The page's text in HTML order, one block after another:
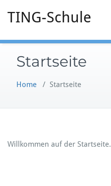
TING-Schule
Startseite
Home / Startseite
Willkommen auf der Startseite.